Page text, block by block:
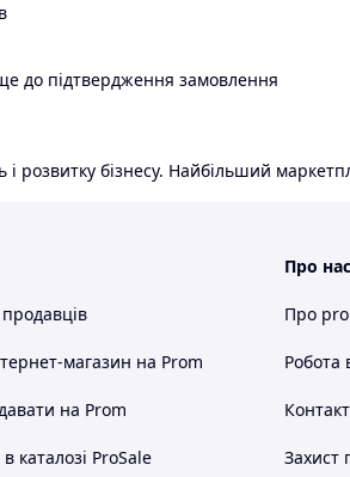
до підтвердження замовлення
розвитку бізнесу. Найбільший
магазин на Prom
на Prom
каталозі ProSale
Про нас
Про
Робота
Захист